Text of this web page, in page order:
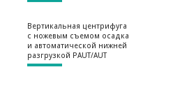
Вертикальная центрифуга
с ножевым съемом осадка
и автоматической нижней
разгрузкой PAUT/AUT